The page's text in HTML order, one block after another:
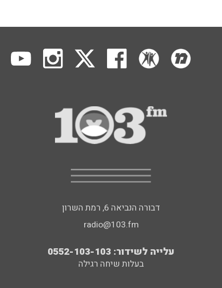
דבורה הנביאה 6, רמת השרון
radio@103.fm
עלייה לשידור: 0552-103-103
בעלות שיחה רגילה